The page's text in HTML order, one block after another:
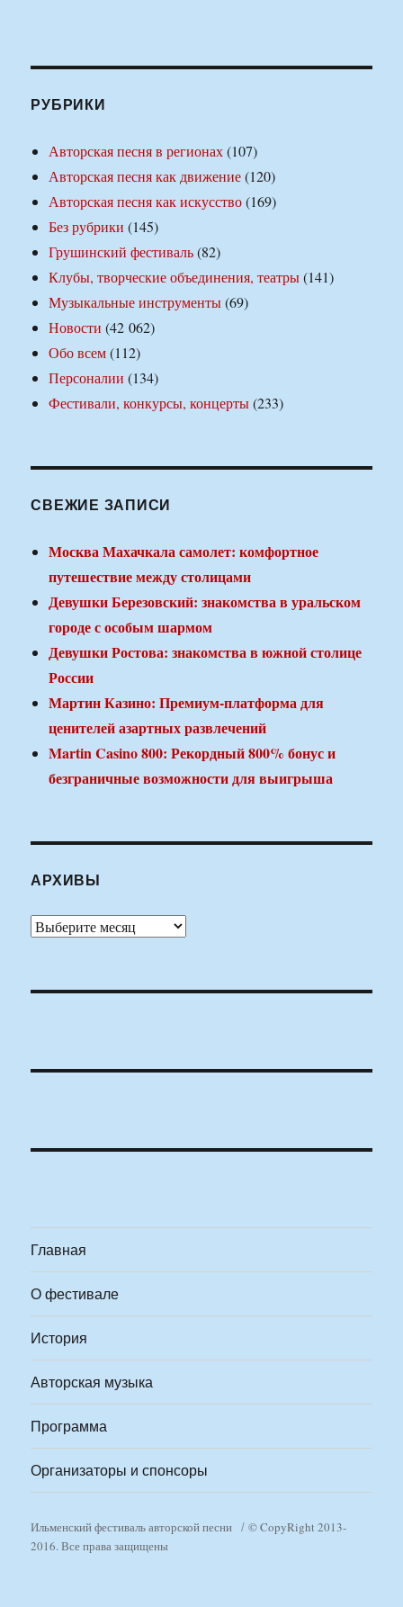
РУБРИКИ
Авторская песня в регионах(107)
Авторская песня как движение(120)
Авторская песня как искусство(169)
Без рубрики (145)
Грушинский фестиваль(82)
Клубы, творческие объединения, театры(141)
Музыкальные инструменты(69)
Новости (42 062)
Обо всем(112)
Персоналии (134)
Фестивали, конкурсы, концерты(233)
СВЕЖИЕ ЗАПИСИ
Москва Махачкала самолет: комфортное
путешествие между столицами
Девушки Березовский: знакомства в уральском
городе с особым шармом
Девушки Ростова: знакомства в южной столице
России
Мартин Казино: Премиум-платформа для
ценителей азартных развлечений
Martin Casino 800: Рекордный 800% бонус и
безграничные возможности для выигрыша
АРХИВЫ
Архивы
Главная
О фестивале
История
Авторская музыка
Программа
Организаторы и спонсоры
Ильменский фестиваль авторской песни
© CopyRight 2013-
2016. Все права защищены